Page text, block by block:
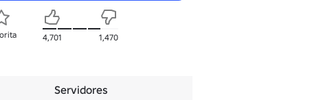
4,701 1,470
Servidores